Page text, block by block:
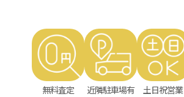
無料査定 近隣駐車場有 土日祝営業